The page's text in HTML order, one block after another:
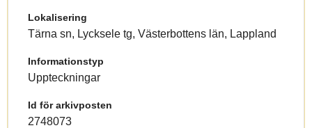
Lokalisering
Tärna sn, Lycksele tg, Västerbottens län, Lappland
Informationstyp
Uppteckningar
Id för arkivposten
2748073